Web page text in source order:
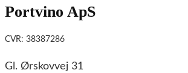
Portvino ApS
CVR: 38387286
Gl. Ørskovvej 31